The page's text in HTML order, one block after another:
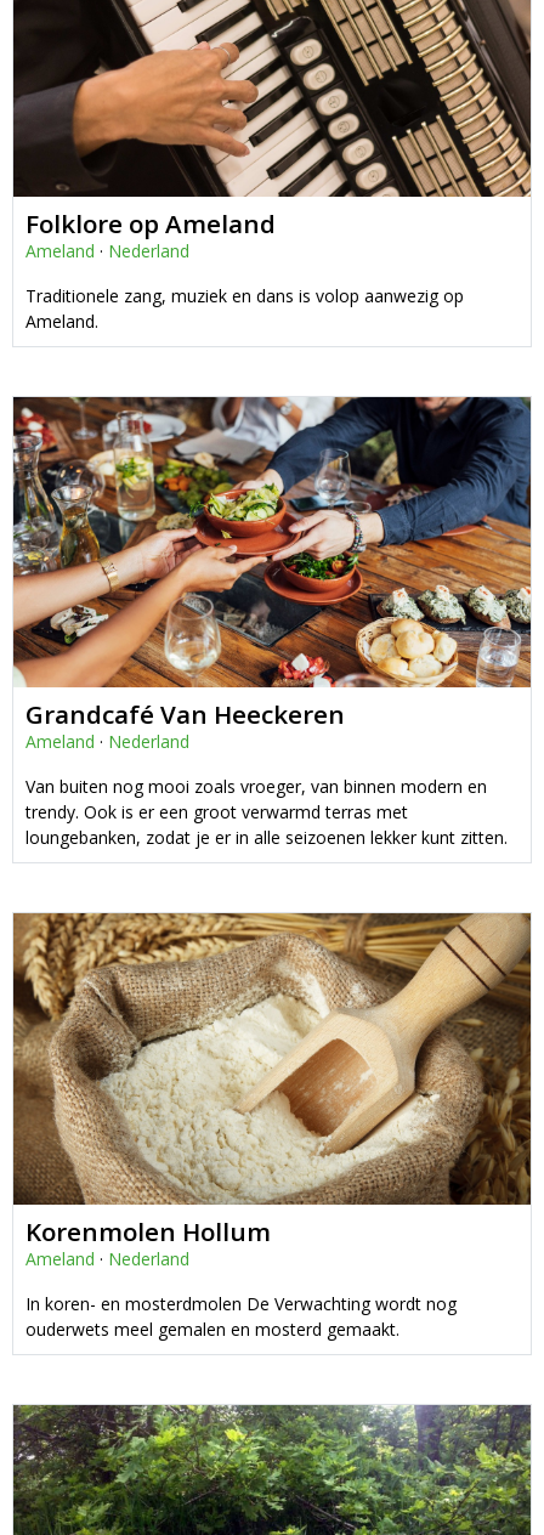
Folklore op Ameland
Ameland · Nederland
Traditionele zang, muziek en dans is volop aanwezig op
Ameland.
Grandcafé Van Heeckeren
Ameland · Nederland
Van buiten nog mooi zoals vroeger, van binnen modern en
trendy. Ook is er een groot verwarmd terras met
loungebanken, zodat je er in alle seizoenen lekker kunt zitten.
Korenmolen Hollum
Ameland · Nederland
In koren- en mosterdmolen De Verwachting wordt nog
ouderwets meel gemalen en mosterd gemaakt.